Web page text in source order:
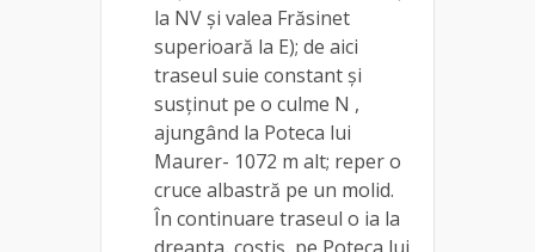
la NV și valea Frăsinet
superioară la E); de aici
traseul suie constant și
susținut pe o culme N ,
ajungând la Poteca lui
Maurer- 1072 m alt; reper o
cruce albastră pe un molid.
În continuare traseul o ia la